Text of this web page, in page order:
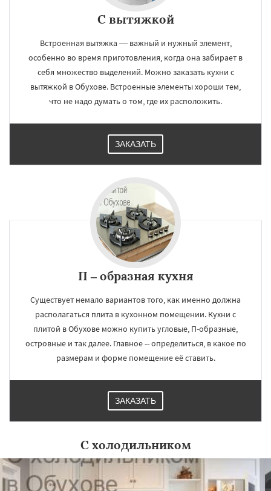
С вытяжкой
Встроенная вытяжка — важный и нужный элемент,
особенно во время приготовления, когда она забирает в
себя множество выделений. Можно заказать кухни с
вытяжкой в Обухове. Встроенные элементы хороши тем,
что не надо думать о том, где их расположить.
ЗАКАЗАТЬ
П – образная кухня
Существует немало вариантов того, как именно должна
располагаться плита в кухонном помещении. Кухни с
плитой в Обухове можно купить угловые, П-образные,
островные и так далее. Главное -- определиться, в какое по
размерам и форме помещение её ставить.
ЗАКАЗАТЬ
С холодильником